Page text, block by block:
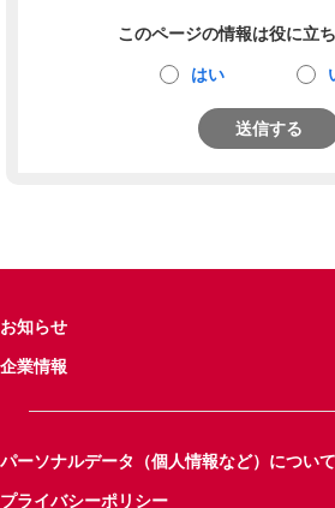
このページの情報は役に立
はい
送信する
お知らせ
企業情報
パーソナルデータ（個人情報など）について
プライバシーポリシー